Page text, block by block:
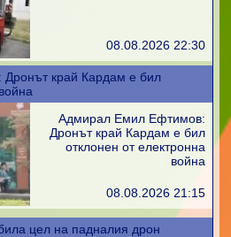
08.08.2026 22:30
край Кардам е бил
Адмирал Емил Ефтимов:
Дронът край Кардам е бил
отклонен от електронна
война
08.08.2026 21:15
цел на падналия дрон